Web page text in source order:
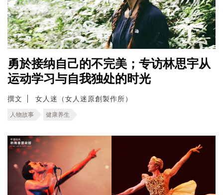
勇於接纳自己的不完美；专访林思宇从
运动学习与自我独处的时光
撰文 女人迷（女人迷原創製作所）
人物故事 健康养生